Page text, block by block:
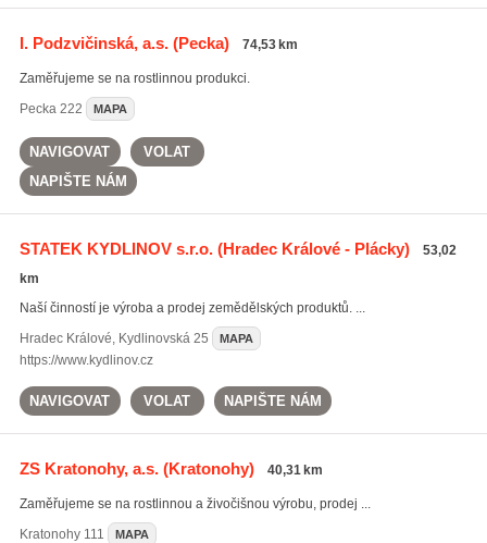
I. Podzvičinská, a.s.(Pecka) 74,53 km
Zaměřujeme se na rostlinnou produkci.
Pecka222 MAPA
NAVIGOVAT
VOLAT
NAPIŠTE NÁM
STATEK KYDLINOV s.r.o.(Hradec Králové - Plácky)
53,02
km
Naší činností je výroba a prodej zemědělských produktů. ...
Hradec Králové, Kydlinovská 25 MAPA
https://www.kydlinov.cz
NAVIGOVAT VOLAT NAPIŠTE NÁM
ZS Kratonohy, a.s.(Kratonohy) 40,31 km
Zaměřujeme se na rostlinnou a živočišnou výrobu, prodej ...
Kratonohy111 MAPA